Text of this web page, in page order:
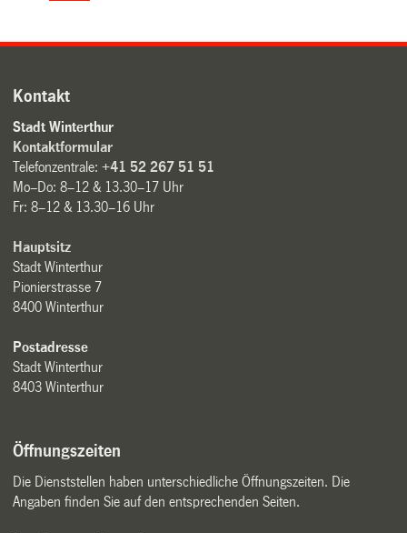
Kontakt
Stadt Winterthur
Kontaktformular
Telefonzentrale:+41 52 267 51 51
Mo–Do: 8–12 & 13.30–17 Uhr
Fr: 8–12 & 13.30–16 Uhr
Hauptsitz
Stadt Winterthur
Pionierstrasse 7
8400 Winterthur
Postadresse
Stadt Winterthur
8403 Winterthur
Öffnungszeiten
Die Dienststellen haben unterschiedliche Öffnungszeiten. Die
Angaben finden Sie auf den entsprechenden Seiten.